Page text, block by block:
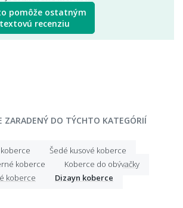
pomôže ostatným
recenziu
ZARADENÝ DO TÝCHTO KATEGÓRIÍ
Šedé kusové koberce
koberce
Koberce do obývačky
koberce
Dizayn koberce